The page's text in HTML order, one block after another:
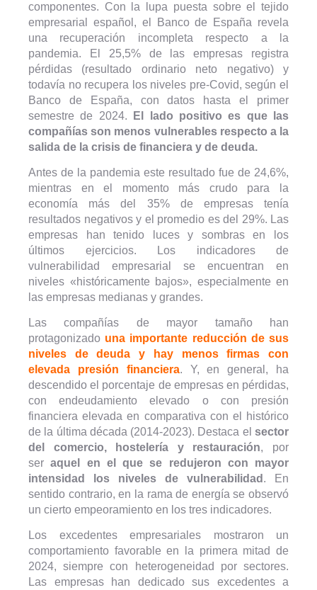
componentes. Con la lupa puesta sobre el tejido
empresarial español, el Banco de España revela
una recuperación incompleta respecto a la
pandemia. El 25,5% de las empresas registra
pérdidas (resultado ordinario neto negativo) y
todavía no recupera los niveles pre-Covid, según el
Banco de España, con datos hasta el primer
semestre de 2024.
El lado positivo es que las
compañías son menos vulnerables respecto a la
salida de la crisis de financiera y de deuda.
Antes de la pandemia este resultado fue de 24,6%,
mientras en el momento más crudo para la
economía más del 35% de empresas tenía
resultados negativos y el promedio es del 29%. Las
empresas han tenido luces y sombras en los
últimos ejercicios. Los indicadores de
vulnerabilidad empresarial se encuentran en
niveles «históricamente bajos», especialmente en
las empresas medianas y grandes.
Las compañías de mayor tamaño han
protagonizado una importante reducción de sus
niveles de deuda y hay menos firmas con
elevada presión financiera. Y, en general, ha
descendido el porcentaje de empresas en pérdidas,
con endeudamiento elevado o con presión
financiera elevada en comparativa con el histórico
de la última década (2014-2023). Destaca el sector
del comercio, hostelería y restauración, por
seraquel en el que se redujeron con mayor
intensidad los niveles de vulnerabilidad . En
sentido contrario, en la rama de energía se observó
un cierto empeoramiento en los tres indicadores.
Los excedentes empresariales mostraron un
comportamiento favorable en la primera mitad de
2024, siempre con heterogeneidad por sectores.
Las empresas han dedicado sus excedentes a